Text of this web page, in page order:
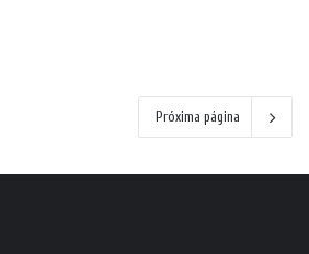
Próxima página